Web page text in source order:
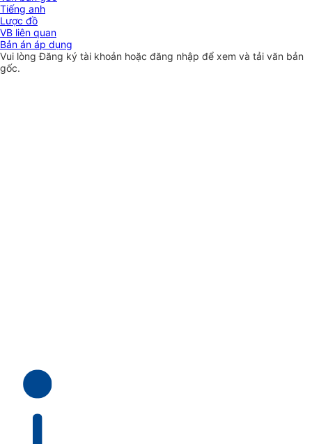
Tiếng anh
Lược đồ
VB liên quan
Bản án áp dụng
Vui lòngĐăng ký tài khoản hoặc đăng nhập để xem và tải văn bản
gốc.